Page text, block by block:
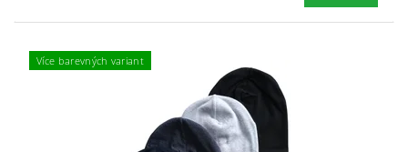
Více barevných variant